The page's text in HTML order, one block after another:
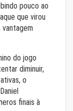
pouco ao
que virou
do jogo
diminuir,
o
finais à